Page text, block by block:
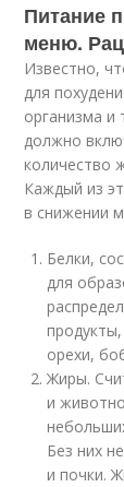
Питание
меню.
Известно,
для
организма
должно
количество
Каждый из
в снижении
Белки,
для
орехи,
Жиры.
и
Без них
и почки.